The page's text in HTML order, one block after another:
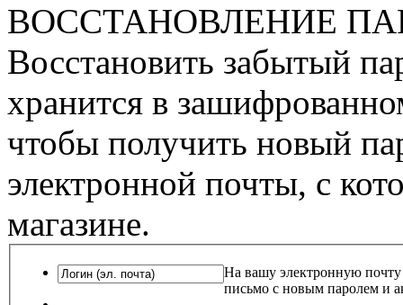
ВОССТАНОВЛЕНИЕ
Восстановить забытый
хранится в
чтобы получить новый
электронной почты, с
магазине.
На вашу электронную почту
письмо с новым паролем и